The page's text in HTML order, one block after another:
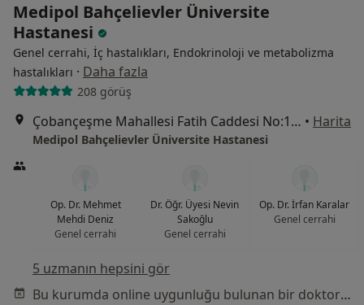
Medipol Bahçelievler Üniversite
Hastanesi
Genel cerrahi, İç hastalıkları, Endokrinoloji ve metabolizma
hastalıkları · Daha fazla
208 görüş
Çobançeşme Mahallesi Fatih Caddesi No:1/8, Bahçelievler • Harita
Medipol Bahçelievler Üniversite Hastanesi
Op. Dr. Mehmet
Mehdi Deniz
Genel cerrahi
Dr. Öğr. Üyesi Nevin
Sakoğlu
Genel cerrahi
Op. Dr. İrfan Karalar
Genel cerrahi
5 uzmanın hepsini gör
Bu kurumda online uygunluğu bulunan bir doktor veya uzman bulunamadı